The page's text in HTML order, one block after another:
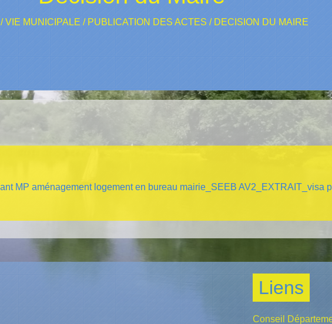
VIE MUNICIPALE / PUBLICATION DES ACTES / DECISION DU MAIRE
MP aménagement logement en bureau mairie_SEEB AV2_EXTRAIT_visa
Liens
Conseil